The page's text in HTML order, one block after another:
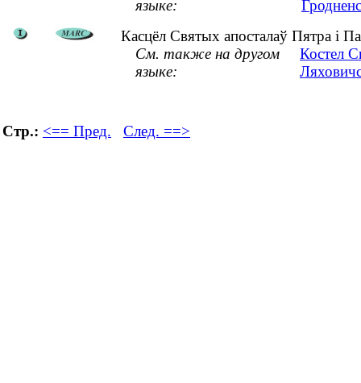
языке:
Касцёл Святых апосталаў Пятра і
См. также на другом
языке:
Костел
Стр.: <== Пред. След. ==>